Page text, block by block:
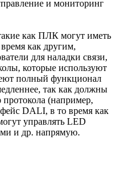
и мониторинг
как ПЛК могут иметь
как другим,
для наладки связи,
которые используют
полный функционал
так как должны
протокола (например,
DALI, в то время как
управлять LED
и др. напрямую.